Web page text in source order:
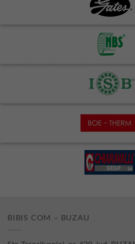
BIBIS COM – BUZAU